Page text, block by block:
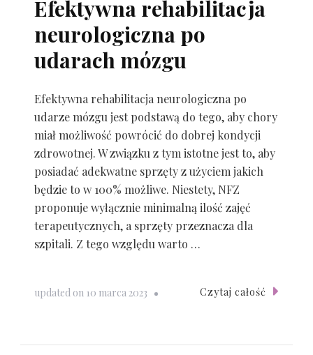
Efektywna rehabilitacja
neurologiczna po
udarach mózgu
Efektywna rehabilitacja neurologiczna po
udarze mózgu jest podstawą do tego, aby chory
miał możliwość powrócić do dobrej kondycji
zdrowotnej. W związku z tym istotne jest to, aby
posiadać adekwatne sprzęty z użyciem jakich
będzie to w 100% możliwe. Niestety, NFZ
proponuje wyłącznie minimalną ilość zajęć
terapeutycznych, a sprzęty przeznacza dla
szpitali. Z tego względu warto …
updated on 10 marca 2023 Czytaj całość